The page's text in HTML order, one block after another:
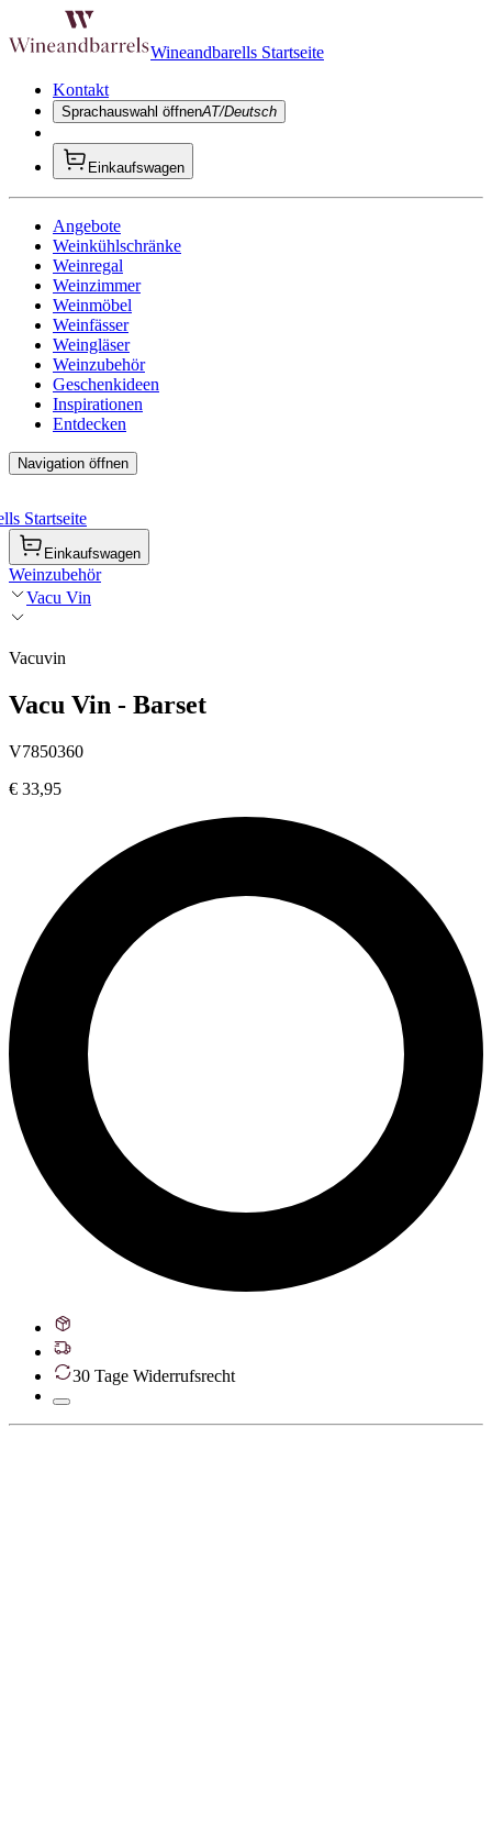
Wineandbarells Startseite
Kontakt
Sprachauswahl öffnenAT/Deutsch
Einkaufswagen
Angebote
Weinkühlschränke
Weinregal
Weinzimmer
Weinmöbel
Weinfässer
Weingläser
Weinzubehör
Geschenkideen
Inspirationen
Entdecken
Navigation öffnen
Startseite
Einkaufswagen
Weinzubehör
Vacu Vin
Vacuvin
Vacu Vin - Barset
V7850360
€ 33,95
30 Tage Widerrufsrecht